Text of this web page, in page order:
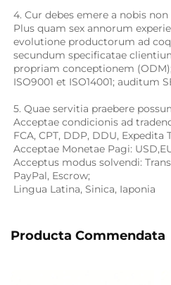
4. Cur debes emere a nobis
Plus quam sex annorum
evolutione productorum ad
secundum specificatae
propriam conceptionem
ISO9001 et ISO14001; auditum
5. Quae servitia praebere
Acceptae condicionis ad
FCA, CPT, DDP, DDU, Expedita
Acceptae Monetae Pagi:
Acceptus modus solvendi:
PayPal, Escrow;
Lingua Latina, Sinica, Iaponia
Producta Commendata